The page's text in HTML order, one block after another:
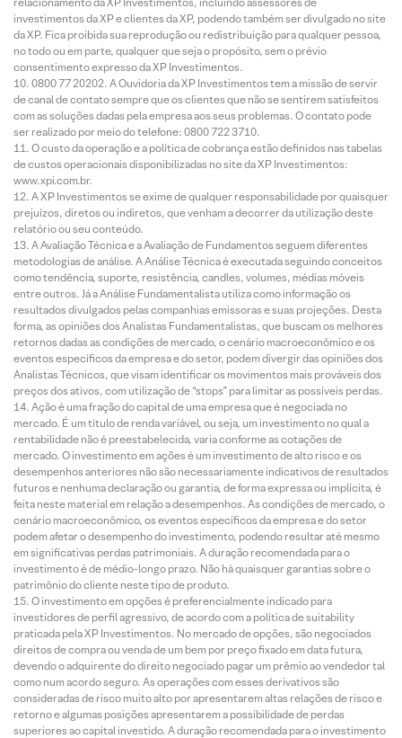
investimentos da XP e clientes da XP, podendo também ser divulgado no site
da XP. Fica proibida sua reprodução ou redistribuição para qualquer pessoa,
no todo ou em parte, qualquer que seja o propósito, sem o prévio
consentimento expresso da XP Investimentos.
0800 77 20202. A Ouvidoria da XP Investimentos tem a missão de servir
de canal de contato sempre que os clientes que não se sentirem satisfeitos
com as soluções dadas pela empresa aos seus problemas. O contato pode
ser realizado por meio do telefone: 0800 722 3710.
O custo da operação e a política de cobrança estão definidos nas tabelas
de custos operacionais disponibilizadas no site da XP Investimentos:
www.xpi.com.br.
A XP Investimentos se exime de qualquer responsabilidade por quaisquer
prejuízos, diretos ou indiretos, que venham a decorrer da utilização deste
relatório ou seu conteúdo.
A Avaliação Técnica e a Avaliação de Fundamentos seguem diferentes
metodologias de análise. A Análise Técnica é executada seguindo conceitos
como tendência, suporte, resistência, candles, volumes, médias móveis
entre outros. Já a Análise Fundamentalista utiliza como informação os
resultados divulgados pelas companhias emissoras e suas projeções. Desta
forma, as opiniões dos Analistas Fundamentalistas, que buscam os melhores
retornos dadas as condições de mercado, o cenário macroeconômico e os
eventos específicos da empresa e do setor, podem divergir das opiniões dos
Analistas Técnicos, que visam identificar os movimentos mais prováveis dos
preços dos ativos, com utilização de “stops” para limitar as possíveis perdas.
Ação é uma fração do capital de uma empresa que é negociada no
mercado. É um título de renda variável, ou seja, um investimento no qual a
rentabilidade não é preestabelecida, varia conforme as cotações de
mercado. O investimento em ações é um investimento de alto risco e os
desempenhos anteriores não são necessariamente indicativos de resultados
futuros e nenhuma declaração ou garantia, de forma expressa ou implícita, é
feita neste material em relação a desempenhos. As condições de mercado, o
cenário macroeconômico, os eventos específicos da empresa e do setor
podem afetar o desempenho do investimento, podendo resultar até mesmo
em significativas perdas patrimoniais. A duração recomendada para o
investimento é de médio-longo prazo. Não há quaisquer garantias sobre o
patrimônio do cliente neste tipo de produto.
O investimento em opções é preferencialmente indicado para
investidores de perfil agressivo, de acordo com a política de suitability
praticada pela XP Investimentos. No mercado de opções, são negociados
direitos de compra ou venda de um bem por preço fixado em data futura,
devendo o adquirente do direito negociado pagar um prêmio ao vendedor tal
como num acordo seguro. As operações com esses derivativos são
consideradas de risco muito alto por apresentarem altas relações de risco e
retorno e algumas posições apresentarem a possibilidade de perdas
superiores ao capital investido. A duração recomendada para o investimento